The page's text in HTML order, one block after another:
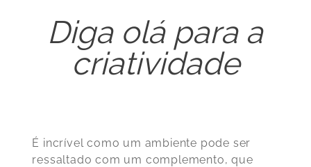
Diga olá para a
criatividade
É incrível como um ambiente pode ser
ressaltado com um complemento, que